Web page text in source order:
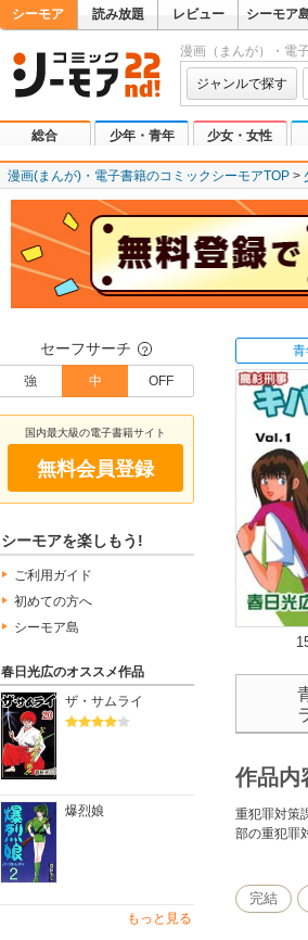
シーモア 読み放題 レビュー シーモア
漫画（まんが）・電
ジャンルで探す
総合 少年・青年 少女・女性
漫画(まんが)・電子書籍のコミックシーモアTOP
セーフサーチ ？
強 中 OFF
国内最大級の電子書籍サイト
無料会員登録
シーモアを楽しもう!
ご利用ガイド
初めての方へ
シーモア島
春日光広のオススメ作品
ザ・サムライ
爆烈娘
もっと見る
青
作品内
重犯罪対策
部の重犯罪
完結